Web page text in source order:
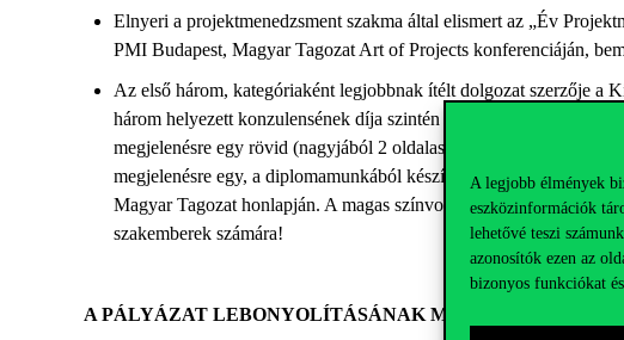
A legjobb élmények
eszközinformációk
lehetővé teszi
azonosítók ezen az
bizonyos funkciókat
Elnyeri a projektmenedzsment szakma által elismert az „Év
PMI Budapest, Magyar Tagozat Art of Projects konferenciáján,
Az első három, kategóriaként legjobbnak ítélt dolgozat szerzője a
három helyezett konzulensének díja szintén egy tetszőlegesen
megjelenésre egy rövid (nagyjából 2 oldalas) szakmai cikkel, mely
megjelenésre egy, a diplomamunkából készített 15-20 oldalas
Magyar Tagozat honlapján. A magas színvonalú pályázatok tehát
szakemberek számára!
A PÁLYÁZAT LEBONYOLÍTÁSÁNAK MENETE